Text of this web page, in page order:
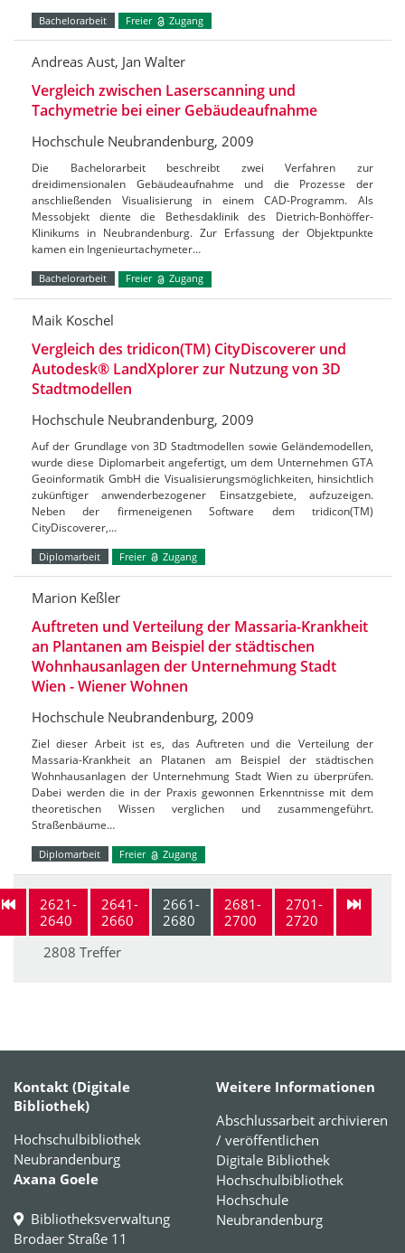
Bachelorarbeit Freier Zugang
Andreas Aust, Jan Walter
Vergleich zwischen Laserscanning und
Tachymetrie bei einer Gebäudeaufnahme
Hochschule Neubrandenburg, 2009
Die Bachelorarbeit beschreibt zwei Verfahren zur
dreidimensionalen Gebäudeaufnahme und die Prozesse der
anschließenden Visualisierung in einem CAD-Programm. Als
Messobjekt diente die Bethesdaklinik des Dietrich-Bonhöffer-
Klinikums in Neubrandenburg. Zur Erfassung der Objektpunkte
kamen ein Ingenieurtachymeter…
Bachelorarbeit Freier Zugang
Maik Koschel
Vergleich des tridicon(TM) CityDiscoverer und
Autodesk® LandXplorer zur Nutzung von 3D
Stadtmodellen
Hochschule Neubrandenburg, 2009
Auf der Grundlage von 3D Stadtmodellen sowie Geländemodellen,
wurde diese Diplomarbeit angefertigt, um dem Unternehmen GTA
Geoinformatik GmbH die Visualisierungsmöglichkeiten, hinsichtlich
zukünftiger anwenderbezogener Einsatzgebiete, aufzuzeigen.
Neben der firmeneigenen Software dem tridicon(TM)
CityDiscoverer,…
Diplomarbeit Freier Zugang
Marion Keßler
Auftreten und Verteilung der Massaria-Krankheit
an Plantanen am Beispiel der städtischen
Wohnhausanlagen der Unternehmung Stadt
Wien - Wiener Wohnen
Hochschule Neubrandenburg, 2009
Ziel dieser Arbeit ist es, das Auftreten und die Verteilung der
Massaria-Krankheit an Platanen am Beispiel der städtischen
Wohnhausanlagen der Unternehmung Stadt Wien zu überprüfen.
Dabei werden die in der Praxis gewonnen Erkenntnisse mit dem
theoretischen Wissen verglichen und zusammengeführt.
Straßenbäume…
Diplomarbeit Freier Zugang
2621-
2640
2641-
2660
2661-
2680
2681-
2700
2701-
2720
2808 Treffer
Kontakt (Digitale
Bibliothek)
Hochschulbibliothek
Neubrandenburg
Axana Goele
Bibliotheksverwaltung
Brodaer Straße 11
Weitere Informationen
Abschlussarbeit archivieren
/ veröffentlichen
Digitale Bibliothek
Hochschulbibliothek
Hochschule
Neubrandenburg